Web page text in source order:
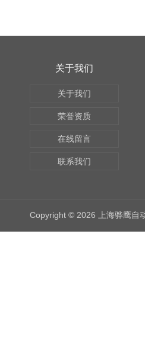
关于我们
关于我们
荣誉资质
在线留言
联系我们
Copyright © 2026 上海骅鹰自